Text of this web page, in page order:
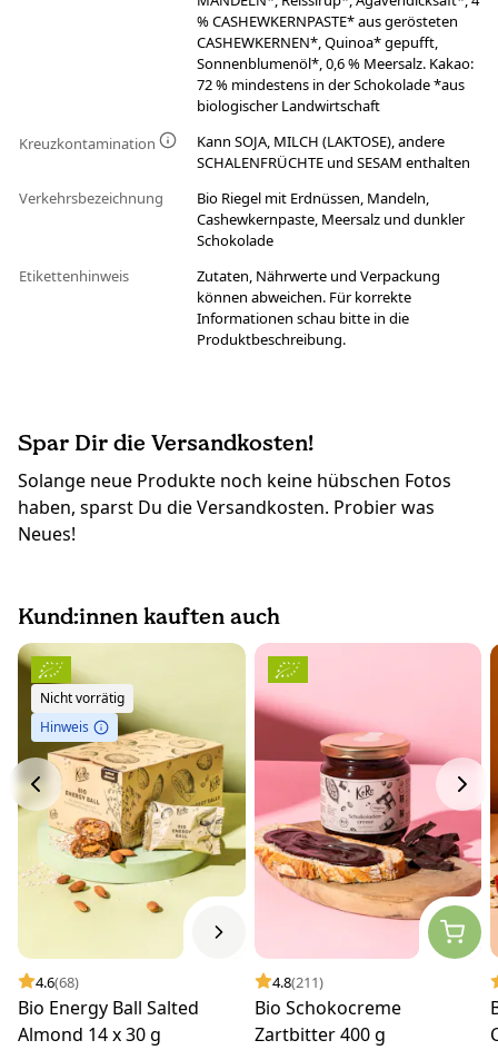
% CASHEWKERNPASTE* aus gerösteten
CASHEWKERNEN*, Quinoa* gepufft,
Sonnenblumenöl*, 0,6 % Meersalz. Kakao:
72 % mindestens in der Schokolade *aus
biologischer Landwirtschaft
Kreuzkontamination
Kann SOJA, MILCH (LAKTOSE), andere
SCHALENFRÜCHTE und SESAM enthalten
Verkehrsbezeichnung
Bio Riegel mit Erdnüssen, Mandeln,
Cashewkernpaste, Meersalz und dunkler
Schokolade
Etikettenhinweis
Zutaten, Nährwerte und Verpackung
können abweichen. Für korrekte
Informationen schau bitte in die
Produktbeschreibung.
Spar Dir die Versandkosten!
Solange neue Produkte noch keine hübschen Fotos
haben, sparst Du die Versandkosten. Probier was
Neues!
Kund:innen kauften auch
Nicht vorrätig
Hinweis
4.6(68)
Bio Energy Ball Salted
Almond 14 x 30 g
4.8(211)
Bio Schokocreme
Zartbitter 400 g